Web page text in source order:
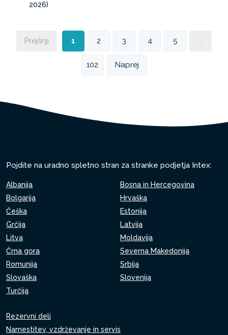
2026)
Prejšnji 1 2 3 4 5 …
102 Naprej
Pojdite na uradno spletno stran za stranke podjetja Intex:
Albanija
Bosna in Hercegovina
Bolgarija
Hrvaška
Češka
Estonija
Grčija
Latvija
Litva
Moldavija
Črna gora
Severna Makedonija
Romunija
Srbija
Slovaška
Slovenija
Turčija
Rezervni deli
Namestitev, vzdrževanje in servis